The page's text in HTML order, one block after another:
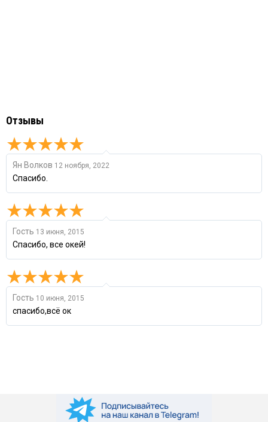
Отзывы
Ян Волков 12 ноября, 2022
Спасибо.
Гость 13 июня, 2015
Спасибо, все окей!
Гость 10 июня, 2015
спасибо,всё ок